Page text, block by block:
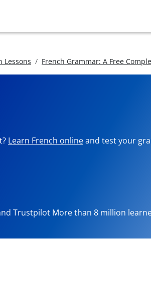
Lessons French Grammar: A Free
Learn French onlineand test your
Trustpilot More than 8 million